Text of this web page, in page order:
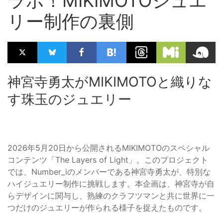
リー制作の裏側
神宮寺勇太がMIKIMOTOと織りな
す珠玉のジュエリー
2026年5月20日から公開されるMIKIMOTOのスペシャル
コンテンツ「The Layers of Light」。このプロジェクト
では、Number_iのメンバーである神宮寺勇太が、特別な
ハイジュエリー制作に挑戦します。本企画は、神宮寺が自
らデザインに関与し、熟練のクラフツマンと共に世界に一
つだけのジュエリーが作られる様子を捉えたものです。